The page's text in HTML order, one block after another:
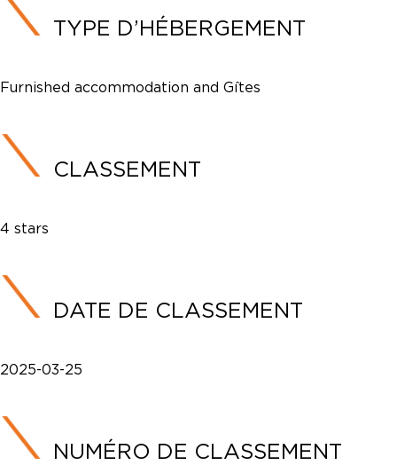
TYPE D’HÉBERGEMENT
Furnished accommodation and Gîtes
CLASSEMENT
4 stars
DATE DE CLASSEMENT
2025-03-25
NUMÉRO DE CLASSEMENT